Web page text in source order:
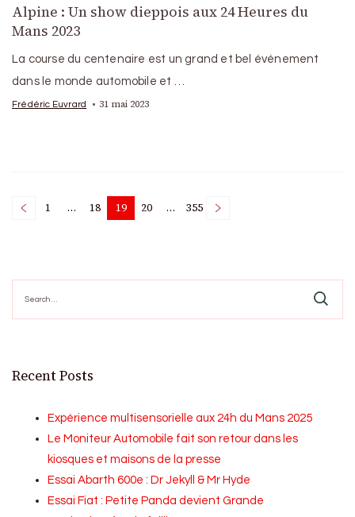
Alpine : Un show dieppois aux 24 Heures du
Mans 2023
La course du centenaire est un grand et bel événement
dans le monde automobile et …
Frédéric Euvrard 31 mai 2023
Posts
Page
1 … Page
18 Page
19 Page
20 … Page
355
for:
Recent Posts
Expérience multisensorielle aux 24h du Mans 2025
Le Moniteur Automobile fait son retour dans les
kiosques et maisons de la presse
Essai Abarth 600e : Dr Jekyll & Mr Hyde
Essai Fiat : Petite Panda devient Grande